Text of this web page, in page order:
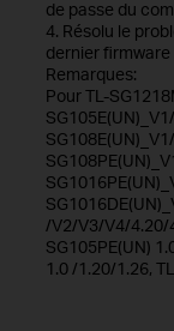
de passe du
4. Résolu le
dernier firmware
Remarques:
Pour TL-
/V2/V3/V4/4.20/
SG105PE(UN)
1.0 /1.20/1.26,